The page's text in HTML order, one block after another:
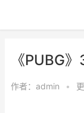
《PUBG
作者： admin •